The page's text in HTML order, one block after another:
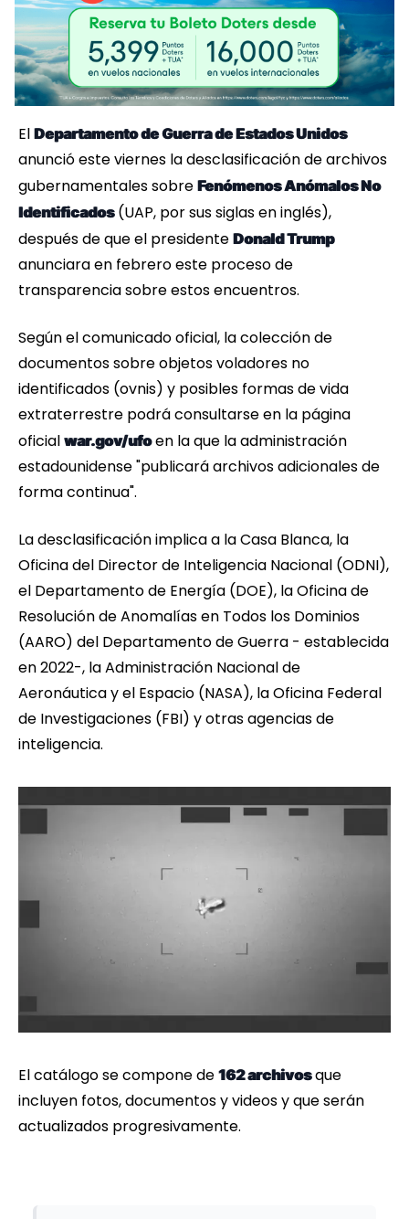
El Departamento de Guerra de Estados Unidos
anunció este viernes la desclasificación de archivos
gubernamentales sobre Fenómenos Anómalos No
Identificados(UAP, por sus siglas en inglés),
después de que el presidente Donald Trump
anunciara en febrero este proceso de
transparencia sobre estos encuentros.
Según el comunicado oficial, la colección de
documentos sobre objetos voladores no
identificados (ovnis) y posibles formas de vida
extraterrestre podrá consultarse en la página
oficial war.gov/ufoen la que la administración
estadounidense "publicará archivos adicionales de
forma continua".
La desclasificación implica a la Casa Blanca, la
Oficina del Director de Inteligencia Nacional (ODNI),
el Departamento de Energía (DOE), la Oficina de
Resolución de Anomalías en Todos los Dominios
(AARO) del Departamento de Guerra - establecida
en 2022-, la Administración Nacional de
Aeronáutica y el Espacio (NASA), la Oficina Federal
de Investigaciones (FBI) y otras agencias de
inteligencia.
El catálogo se compone de 162 archivosque
incluyen fotos, documentos y videos y que serán
actualizados progresivamente.